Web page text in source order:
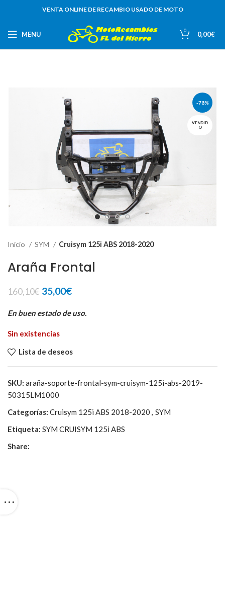
VENTA ONLINE DE RECAMBIO USADO DE MOTO
MENU 0 0,00€
-78%
VENDID
O
Inicio SYM Cruisym 125i ABS 2018-2020
Araña Frontal
160,10€ El
original
160,10€.
35,00€El
actual
En buen estado de uso.
Sin existencias
Lista de deseos
SKU: araña-soporte-frontal-sym-cruisym-125i-abs-2019-
50315LM1000
Categorías: Cruisym 125i ABS 2018-2020 , SYM
Etiqueta: SYM CRUISYM 125i ABS
Share: